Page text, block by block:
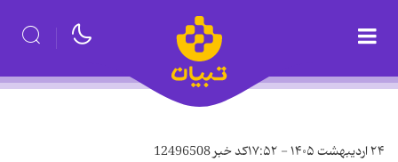
۲۴ اردیبهشت ۱۴۰۵ - ۱۷:۵۲ کد خبر12496508